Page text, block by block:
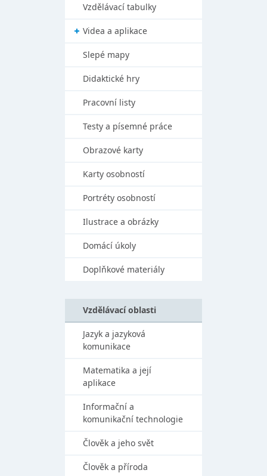
Vzdělávací tabulky
Videa a aplikace
Slepé mapy
Didaktické hry
Pracovní listy
Testy a písemné práce
Obrazové karty
Karty osobností
Portréty osobností
Ilustrace a obrázky
Domácí úkoly
Doplňkové materiály
Vzdělávací oblasti
Jazyk a jazyková
komunikace
Matematika a její
aplikace
Informační a
komunikační technologie
Člověk a jeho svět
Člověk a příroda